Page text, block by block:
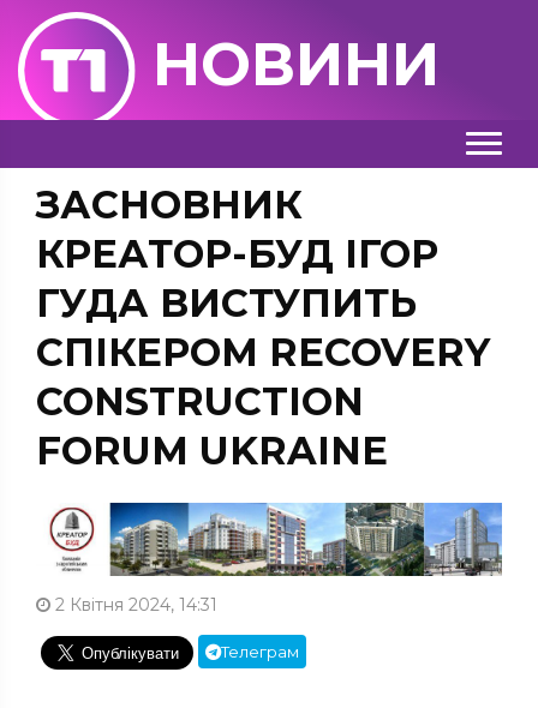
НОВИНИ
ЗАСНОВНИК
КРЕАТОР-БУД ІГОР
ГУДА ВИСТУПИТЬ
СПІКЕРОМ RECOVERY
CONSTRUCTION
FORUM UKRAINE
2 Квітня 2024, 14:31
Телеграм